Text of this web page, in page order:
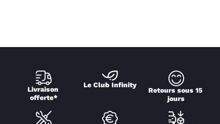
Livraison
offerte*
Le Club Infinity
Retours sous 15
jours